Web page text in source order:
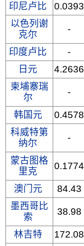
印尼卢比 0.0393
以色列谢
克尔
-
印度卢比 -
日元
4.2636
柬埔寨瑞
尔
-
韩国元 0.4578
科威特第
纳尔
-
蒙古图格
里克
0.1774
澳门元 84.43
墨西哥比
索
38.98
林吉特 172.08